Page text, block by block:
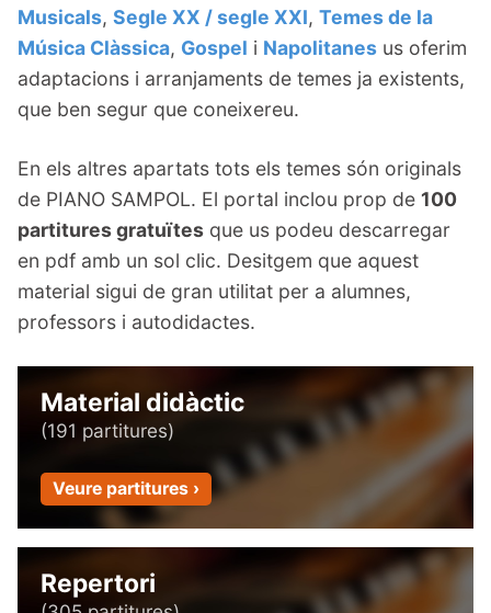
Musicals, Segle XX / segle XXI, Temes de la
Música Clàssica, Gospel i Napolitanes us oferim
adaptacions i arranjaments de temes ja existents,
que ben segur que coneixereu.
En els altres apartats tots els temes són originals
de PIANO SAMPOL. El portal inclou prop de 100
partitures gratuïtes que us podeu descarregar
en pdf amb un sol clic. Desitgem que aquest
material sigui de gran utilitat per a alumnes,
professors i autodidactes.
Material didàctic
(191 partitures)
Veure partitures ›
Repertori